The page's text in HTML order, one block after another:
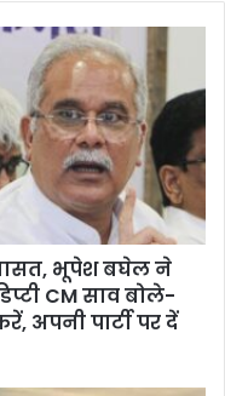
भूपेश बघेल ने
CM साव बोले-
पार्टी पर दें